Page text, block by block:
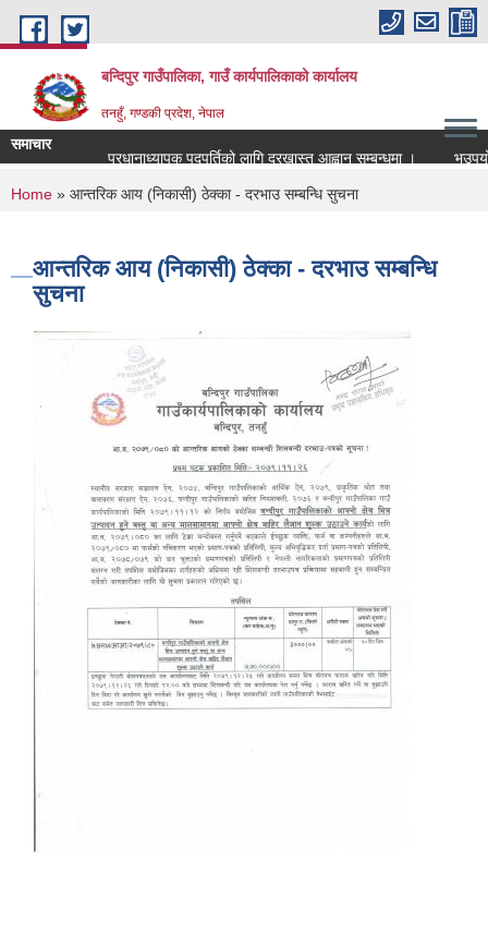
Skip to main content
बन्दिपुर गाउँपालिका, गाउँ कार्यपालिकाको कार्यालय
तनहुँ, गण्डकी प्रदेश, नेपाल
समाचार
प्रधानाध्यापक पदपुर्तिको लागि दरखास्त आह्वान सम्बन्धमा ।
भूउपयोग
You are here
Home » आन्तरिक आय (निकासी) ठेक्का - दरभाउ सम्बन्धि सुचना
आन्तरिक आय (निकासी) ठेक्का - दरभाउ सम्बन्धि
सुचना